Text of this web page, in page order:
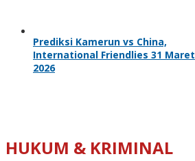
Prediksi Kamerun vs China,
International Friendlies 31 Maret
2026
HUKUM & KRIMINAL